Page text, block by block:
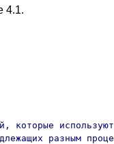
4.1.
которые
разным